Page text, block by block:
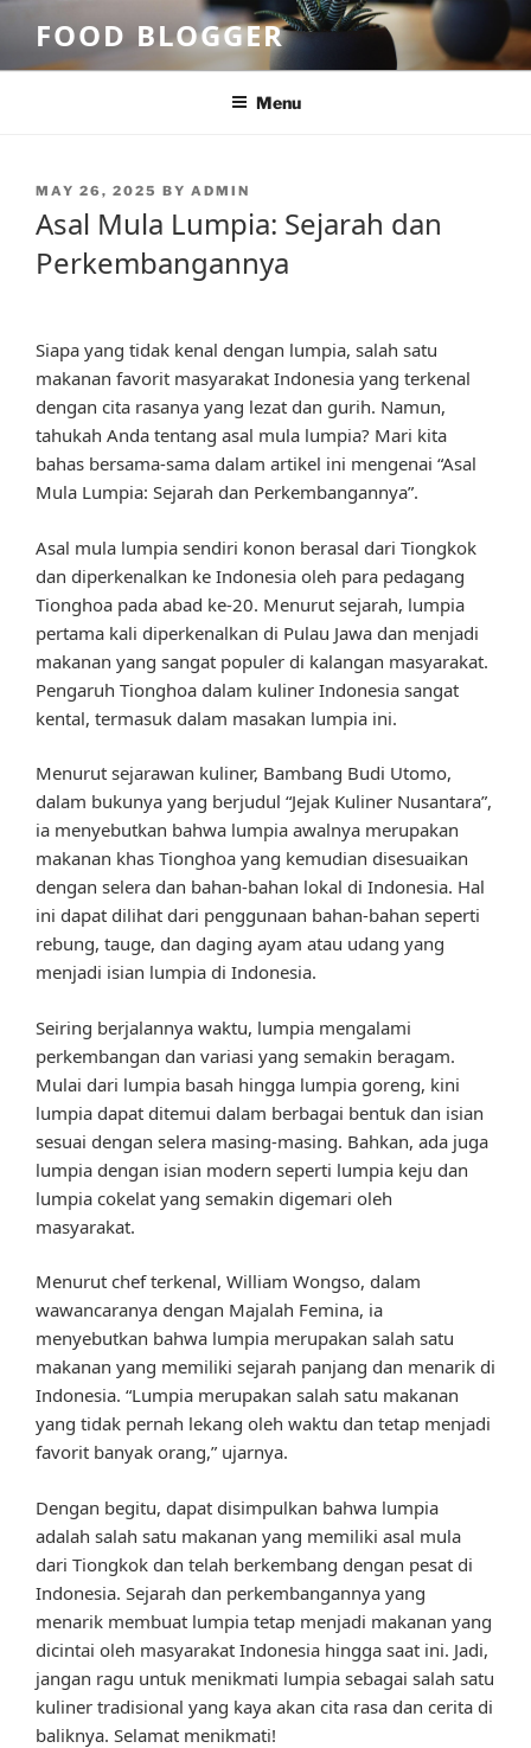
content
FOOD BLOGGER
Menu
POSTED
MAY 26, 2025 BY ADMIN
Asal Mula Lumpia: Sejarah dan
Perkembangannya
Siapa yang tidak kenal dengan lumpia, salah satu
makanan favorit masyarakat Indonesia yang terkenal
dengan cita rasanya yang lezat dan gurih. Namun,
tahukah Anda tentang asal mula lumpia? Mari kita
bahas bersama-sama dalam artikel ini mengenai “Asal
Mula Lumpia: Sejarah dan Perkembangannya”.
Asal mula lumpia sendiri konon berasal dari Tiongkok
dan diperkenalkan ke Indonesia oleh para pedagang
Tionghoa pada abad ke-20. Menurut sejarah, lumpia
pertama kali diperkenalkan di Pulau Jawa dan menjadi
makanan yang sangat populer di kalangan masyarakat.
Pengaruh Tionghoa dalam kuliner Indonesia sangat
kental, termasuk dalam masakan lumpia ini.
Menurut sejarawan kuliner, Bambang Budi Utomo,
dalam bukunya yang berjudul “Jejak Kuliner Nusantara”,
ia menyebutkan bahwa lumpia awalnya merupakan
makanan khas Tionghoa yang kemudian disesuaikan
dengan selera dan bahan-bahan lokal di Indonesia. Hal
ini dapat dilihat dari penggunaan bahan-bahan seperti
rebung, tauge, dan daging ayam atau udang yang
menjadi isian lumpia di Indonesia.
Seiring berjalannya waktu, lumpia mengalami
perkembangan dan variasi yang semakin beragam.
Mulai dari lumpia basah hingga lumpia goreng, kini
lumpia dapat ditemui dalam berbagai bentuk dan isian
sesuai dengan selera masing-masing. Bahkan, ada juga
lumpia dengan isian modern seperti lumpia keju dan
lumpia cokelat yang semakin digemari oleh
masyarakat.
Menurut chef terkenal, William Wongso, dalam
wawancaranya dengan Majalah Femina, ia
menyebutkan bahwa lumpia merupakan salah satu
makanan yang memiliki sejarah panjang dan menarik di
Indonesia. “Lumpia merupakan salah satu makanan
yang tidak pernah lekang oleh waktu dan tetap menjadi
favorit banyak orang,” ujarnya.
Dengan begitu, dapat disimpulkan bahwa lumpia
adalah salah satu makanan yang memiliki asal mula
dari Tiongkok dan telah berkembang dengan pesat di
Indonesia. Sejarah dan perkembangannya yang
menarik membuat lumpia tetap menjadi makanan yang
dicintai oleh masyarakat Indonesia hingga saat ini. Jadi,
jangan ragu untuk menikmati lumpia sebagai salah satu
kuliner tradisional yang kaya akan cita rasa dan cerita di
baliknya. Selamat menikmati!